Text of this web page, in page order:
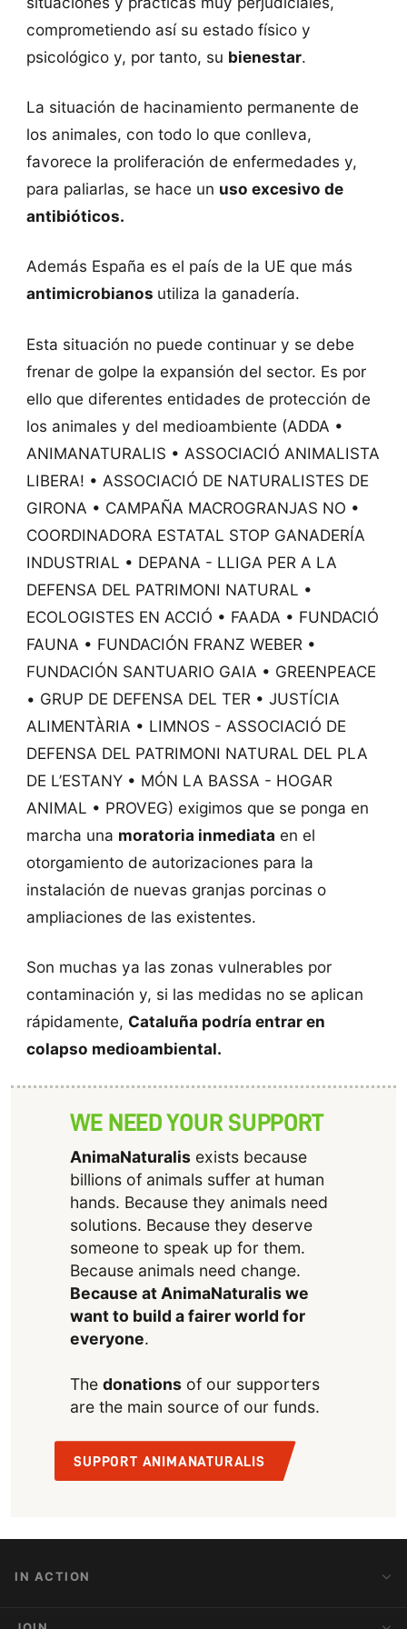
comprometiendo así su estado físico y
psicológico y, por tanto, su bienestar.
La situación de hacinamiento permanente de
los animales, con todo lo que conlleva,
favorece la proliferación de enfermedades y,
para paliarlas, se hace un uso excesivo de
antibióticos.
Además España es el país de la UE que más
antimicrobianos utiliza la ganadería.
Esta situación no puede continuar y se debe
frenar de golpe la expansión del sector. Es por
ello que diferentes entidades de protección de
los animales y del medioambiente (ADDA •
ANIMANATURALIS • ASSOCIACIÓ ANIMALISTA
LIBERA! • ASSOCIACIÓ DE NATURALISTES DE
GIRONA • CAMPAÑA MACROGRANJAS NO •
COORDINADORA ESTATAL STOP GANADERÍA
INDUSTRIAL • DEPANA - LLIGA PER A LA
DEFENSA DEL PATRIMONI NATURAL •
ECOLOGISTES EN ACCIÓ • FAADA • FUNDACIÓ
FAUNA • FUNDACIÓN FRANZ WEBER •
FUNDACIÓN SANTUARIO GAIA • GREENPEACE
• GRUP DE DEFENSA DEL TER • JUSTÍCIA
ALIMENTÀRIA • LIMNOS - ASSOCIACIÓ DE
DEFENSA DEL PATRIMONI NATURAL DEL PLA
DE L’ESTANY • MÓN LA BASSA - HOGAR
ANIMAL • PROVEG) exigimos que se ponga en
marcha una moratoria inmediata en el
otorgamiento de autorizaciones para la
instalación de nuevas granjas porcinas o
ampliaciones de las existentes.
Son muchas ya las zonas vulnerables por
contaminación y, si las medidas no se aplican
rápidamente, Cataluña podría entrar en
colapso medioambiental.
WE NEED YOUR SUPPORT
AnimaNaturalisexists because
billions of animals suffer at human
hands. Because they animals need
solutions. Because they deserve
someone to speak up for them.
Because animals need change.
Because at AnimaNaturalis we
want to build a fairer world for
everyone.
The donationsof our supporters
are the main source of our funds.
SUPPORT ANIMANATURALIS
IN ACTION
Action Alerts